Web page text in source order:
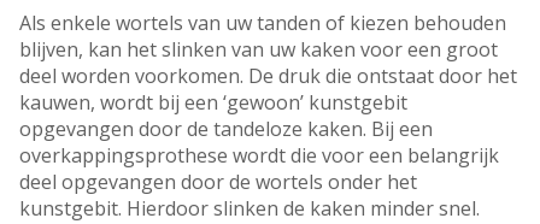
Als enkele wortels van uw tanden of kiezen behouden
blijven, kan het slinken van uw kaken voor een groot
deel worden voorkomen. De druk die ontstaat door het
kauwen, wordt bij een ‘gewoon’ kunstgebit
opgevangen door de tandeloze kaken. Bij een
overkappingsprothese wordt die voor een belangrijk
deel opgevangen door de wortels onder het
kunstgebit. Hierdoor slinken de kaken minder snel.